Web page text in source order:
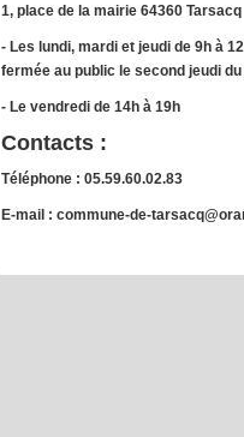
1, place de la mairie 64360 Tarsacq
- Les lundi, mardi et jeudi de 9h à
fermée au public le second jeudi
- Le vendredi de 14h à 19h
Contacts :
Téléphone : 05.59.60.02.83
E-mail : commune-de-